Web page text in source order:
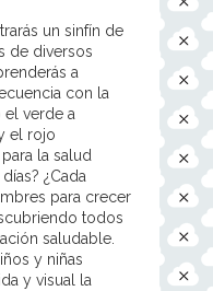
un sinfín de
de diversos
a
con la
verde a
el rojo
la salud
¿Cada
para crecer
todos
saludable.
y niñas
y visual la